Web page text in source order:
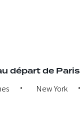
départ de Paris
New York